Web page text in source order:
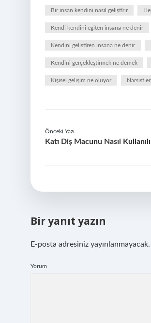
Bir insan kendini nasıl geliştirir
Kendi kendini eğiten insana ne denir
Kendini gelistiren insana ne denir
Kendini gerçekleştirmek ne demek
Kişisel gelişim ne oluyor Narsist
Önceki Yazı
Katı Diş Macunu Nasıl
Bir yanıt yazın
E-posta adresiniz yayınlanmayacak.
Yorum